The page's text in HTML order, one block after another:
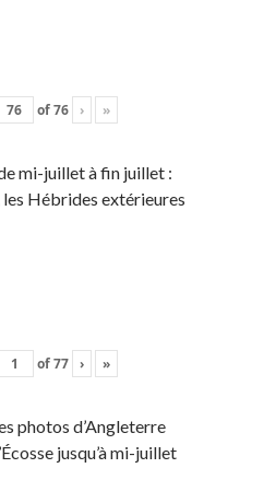
of76 › »
mi-juillet à fin juillet :
Hébrides extérieures
of77 › »
photos d’Angleterre
jusqu’à mi-juillet